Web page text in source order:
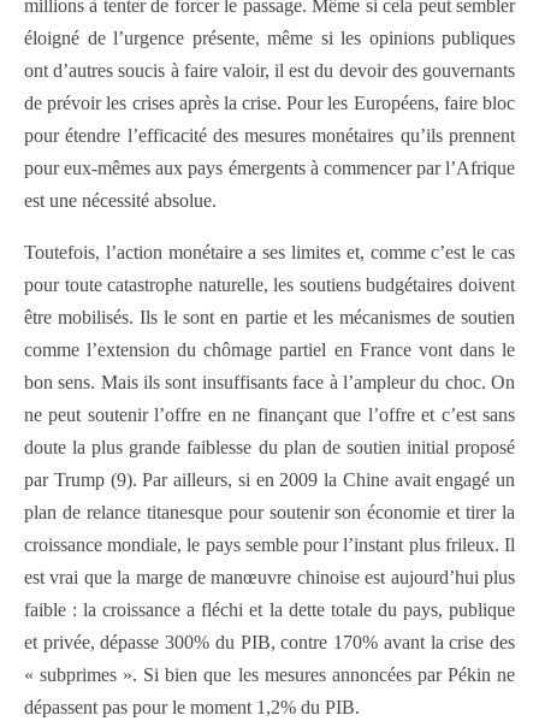
millions à tenter de forcer le passage. Même si cela peut sembler
éloigné de l’urgence présente, même si les opinions publiques
ont d’autres soucis à faire valoir, il est du devoir des gouvernants
de prévoir les crises après la crise. Pour les Européens, faire bloc
pour étendre l’efficacité des mesures monétaires qu’ils prennent
pour eux-mêmes aux pays émergents à commencer par l’Afrique
est une nécessité absolue.
Toutefois, l’action monétaire a ses limites et, comme c’est le cas
pour toute catastrophe naturelle, les soutiens budgétaires doivent
être mobilisés. Ils le sont en partie et les mécanismes de soutien
comme l’extension du chômage partiel en France vont dans le
bon sens. Mais ils sont insuffisants face à l’ampleur du choc. On
ne peut soutenir l’offre en ne finançant que l’offre et c’est sans
doute la plus grande faiblesse du plan de soutien initial proposé
par Trump (9). Par ailleurs, si en 2009 la Chine avait engagé un
plan de relance titanesque pour soutenir son économie et tirer la
croissance mondiale, le pays semble pour l’instant plus frileux. Il
est vrai que la marge de manœuvre chinoise est aujourd’hui plus
faible : la croissance a fléchi et la dette totale du pays, publique
et privée, dépasse 300% du PIB, contre 170% avant la crise des
« subprimes ». Si bien que les mesures annoncées par Pékin ne
dépassent pas pour le moment 1,2% du PIB.